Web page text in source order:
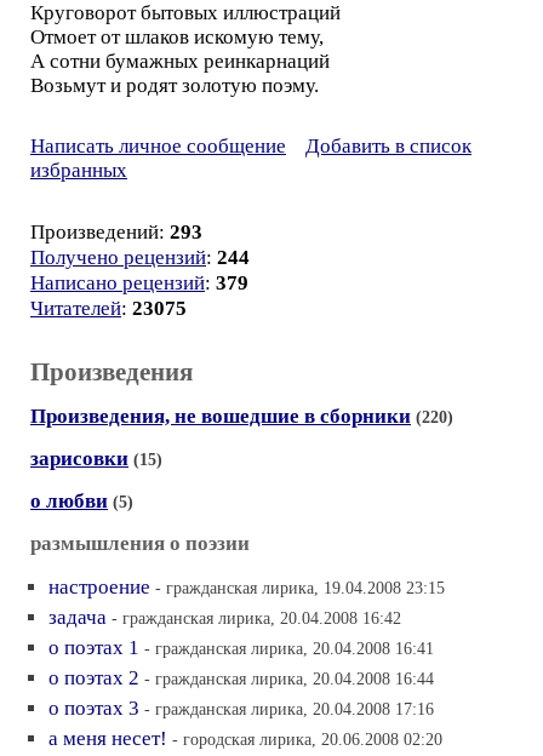
Круговорот бытовых иллюстраций
Отмоет от шлаков искомую тему,
А сотни бумажных реинкарнаций
Возьмут и родят золотую поэму.
Написать личное сообщение
Добавить в список
избранных
Произведений: 293
Получено рецензий: 244
Написано рецензий: 379
Читателей: 23075
Произведения
Произведения, не вошедшие в сборники (220)
зарисовки (15)
о любви (5)
размышления о поэзии
настроение - гражданская лирика, 19.04.2008 23:15
задача - гражданская лирика, 20.04.2008 16:42
о поэтах 1 - гражданская лирика, 20.04.2008 16:41
о поэтах 2 - гражданская лирика, 20.04.2008 16:44
о поэтах 3 - гражданская лирика, 20.04.2008 17:16
а меня несет! - городская лирика, 20.06.2008 02:20